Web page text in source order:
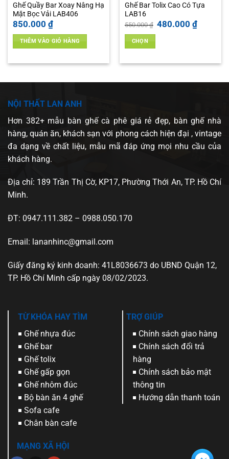
Ghế Quầy Bar Xoay Nâng Hạ
Mặt Bọc Vải LAB406
850.000 ₫
THÊM VÀO GIỎ HÀNG
Ghế Bar Tolix Cao Có Tựa
LAB16
550.000₫ Giá
gốc
480.000 ₫Giá
hiện
CHỌN
phẩm
thể.
tùy
chọn
được
trang
NỘI THẤT LAN ANH
Hơn 382+ mẫu bàn ghế cà phê giá rẻ đẹp, bàn ghế nhà
hàng, quán ăn, khách sạn với phong cách hiện đại , vintage
đa dạng về chất liệu, mẫu mã đáp ứng mọi nhu cầu của
khách hàng.
Địa chỉ: 189 Trần Thị Cờ, KP17, Phường Thới An, TP. Hồ Chí
Minh.
ĐT: 0947.111.382 – 0988.050.170
Email: lananhinc@gmail.com
Giấy đăng ký kinh doanh: 41L8036673 do UBND Quận 12,
TP. Hồ Chí Minh cấp ngày 08/02/2023.
TỪ KHÓA HAY TÌM
Ghế nhựa đúc
Ghế bar
Ghế tolix
Ghế gấp gọn
Ghế nhôm đúc
Bộ bàn ăn 4 ghế
Sofa cafe
Chân bàn cafe
MẠNG XÃ HỘI
TRỢ GIÚP
Chính sách giao hàng
Chính sách đổi trả
hàng
Chính sách bảo mật
thông tin
Hướng dẫn thanh toán